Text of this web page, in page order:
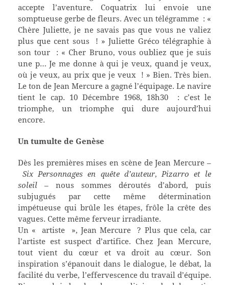
accepte l’aventure. Coquatrix lui envoie une
somptueuse gerbe de fleurs. Avec un télégramme : «
Chère Juliette, je ne savais pas que vous ne valiez
plus que cent sous ! » Juliette Gréco télégraphie à
son tour : « Cher Bruno, vous oubliez que je suis
une p… Je me donne à qui je veux, quand je veux,
où je veux, au prix que je veux ! » Bien. Très bien.
Le ton de Jean Mercure a gagné l’équipage. Le navire
tient le cap. 10 Décembre 1968, 18h30 : c’est le
triomphe, un triomphe qui dure aujourd’hui
encore.
Un tumulte de Genèse
Dès les premières mises en scène de Jean Mercure –
Six Personnages en quête d’auteur,Pizarro et le
soleil – nous sommes déroutés d’abord, puis
subjugués par cette même détermination
impétueuse qui brûle les étapes, frôle la crête des
vagues. Cette même ferveur irradiante.
Un « artiste », Jean Mercure ? Plus que cela, car
l’artiste est suspect d’artifice. Chez Jean Mercure,
tout vient du cœur et va droit au cœur. Son
inspiration s’épanouit dans le dialogue, le débat, la
facilité du verbe, l’effervescence du travail d’équipe.